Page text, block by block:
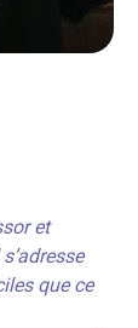
et
que ce